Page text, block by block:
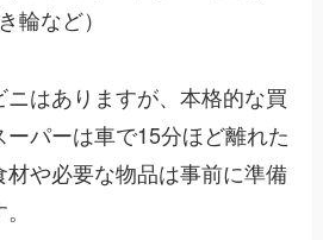
輪など）
ニはありますが、本格的な買
パーは車で15分ほど離れた
や必要な物品は事前に準備